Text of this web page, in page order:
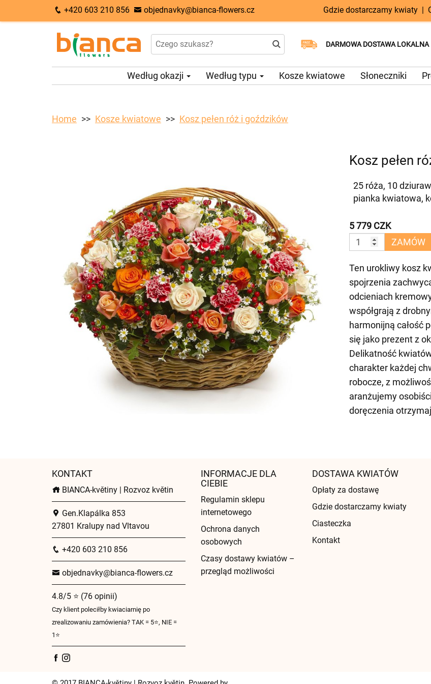
+420 603 210 856 objednavky@bianca-flowers.cz Gdzie dostarczamy kwiaty |
DARMOWA DOSTAWA LOKALNA
Dostawa tego samego dnia
Wybierz datę dostawy
Według okazji Według typu Kosze kwiatowe Słoneczniki
Home Kosze kwiatowe Kosz pełen róż i goździków
Kosz pełen
25 róża, 10
pianka kwiatowa,
5 779 CZK
ZAMÓW
Ten urokliwy kosz
spojrzenia
odcieniach
współgrają z
harmonijną całość
się jako prezent z
Delikatność
charakter każdej
robocze, z
aranżujemy
doręczenia
KONTAKT
BIANCA-květiny | Rozvoz květin
Gen.Klapálka 853
27801 Kralupy nad Vltavou
+420 603 210 856
objednavky@bianca-flowers.cz
4.8/5 ⭐ (76 opinii)
Czy klient poleciłby kwiaciarnię po
zrealizowaniu zamówienia? TAK = 5⭐, NIE =
1⭐
INFORMACJE DLA
CIEBIE
Regulamin sklepu
internetowego
Ochrona danych
osobowych
Czasy dostawy kwiatów –
przegląd możliwości
DOSTAWA KWIATÓW
Opłaty za dostawę
Gdzie dostarczamy kwiaty
Ciasteczka
Kontakt